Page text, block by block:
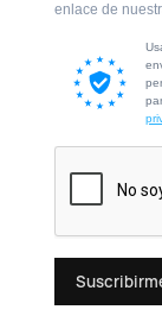
enlace de